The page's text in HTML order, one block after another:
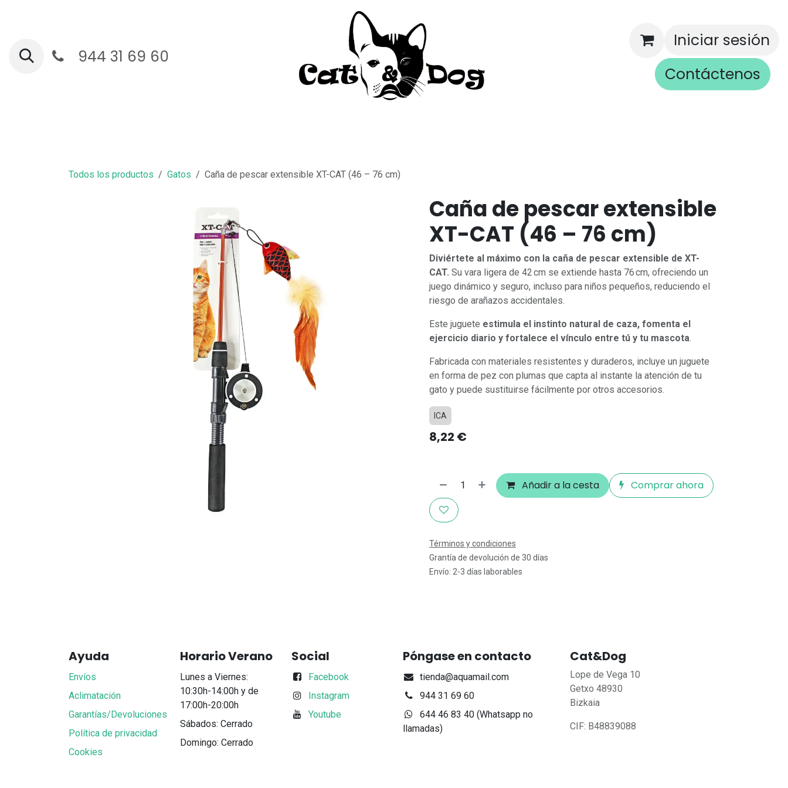
944 31 69 60
Iniciar sesión
Contáctenos
Todos los productos Gatos Caña de pescar extensible XT-CAT (46 – 76 cm)
Caña de pescar extensible
XT-CAT (46 – 76 cm)
Diviértete al máximo con la caña de pescar extensible de XT-
CAT. Su vara ligera de 42 cm se extiende hasta 76 cm, ofreciendo un
juego dinámico y seguro, incluso para niños pequeños, reduciendo el
riesgo de arañazos accidentales.
Este juguete estimula el instinto natural de caza, fomenta el
ejercicio diario y fortalece el vínculo entre tú y tu mascota.
Fabricada con materiales resistentes y duraderos, incluye un juguete
en forma de pez con plumas que capta al instante la atención de tu
gato y puede sustituirse fácilmente por otros accesorios.
ICA
8,22 €
Añadir a la cesta Comprar ahora
Términos y condiciones
Grantía de devolución de 30 días
Envío: 2-3 días laborables
Ayuda
Envíos
Aclimatación
Garantías/Devoluciones
Política de privacidad
Cookies
Horario Verano
Lunes a Viernes:
10:30h-14:00h y de
17:00h-20:00h
Sábados: Cerrado
Domingo: Cerrado
Social
Facebook
Instagram
Youtube
Póngase en contacto
tienda@aquamail.com
944 31 69 60
644 46 83 40 (Whatsapp no
llamadas)
Cat&Dog
Lope de Vega 10
Getxo 48930
Bizkaia
CIF: B48839088